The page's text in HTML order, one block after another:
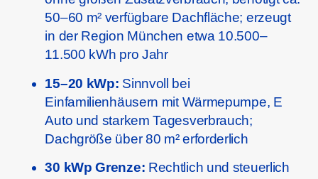
50–60 m² verfügbare Dachfläche; erzeugt
in der Region München etwa 10.500–
11.500 kWh pro Jahr
15–20 kWp: Sinnvoll bei
Einfamilienhäusern mit Wärmepumpe, E
Auto und starkem Tagesverbrauch;
Dachgröße über 80 m² erforderlich
30 kWp Grenze: Rechtlich und steuerlich